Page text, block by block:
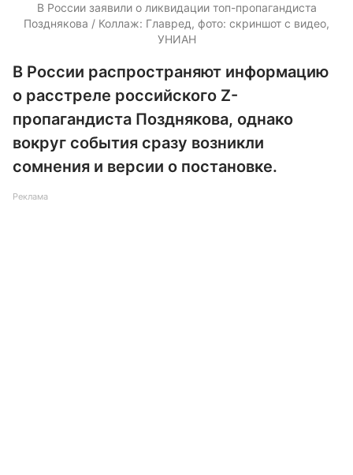
В России заявили о ликвидации топ-пропагандиста
Позднякова / Коллаж: Главред, фото: скриншот с видео,
УНИАН
В России распространяют информацию
о расстреле российского Z-
пропагандиста Позднякова, однако
вокруг события сразу возникли
сомнения и версии о постановке.
Реклама